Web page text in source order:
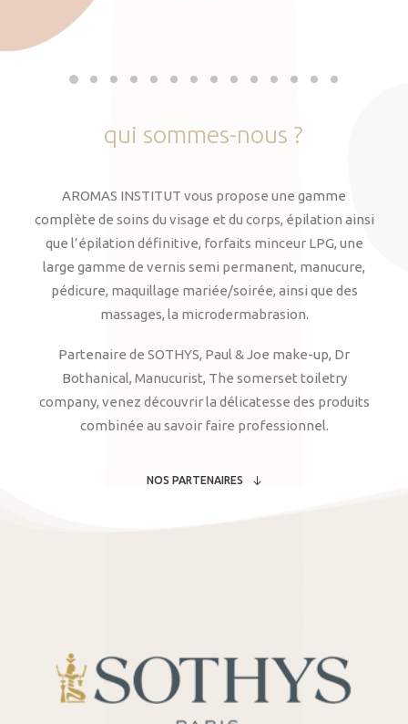
qui sommes-nous ?
AROMAS INSTITUT vous propose une gamme
complète de soins du visage et du corps, épilation ainsi
que l’épilation définitive, forfaits minceur LPG, une
large gamme de vernis semi permanent, manucure,
pédicure, maquillage mariée/soirée, ainsi que des
massages, la microdermabrasion.
Partenaire de SOTHYS, Paul & Joe make-up, Dr
Bothanical, Manucurist, The somerset toiletry
company, venez découvrir la délicatesse des produits
combinée au savoir faire professionnel.
NOS PARTENAIRES